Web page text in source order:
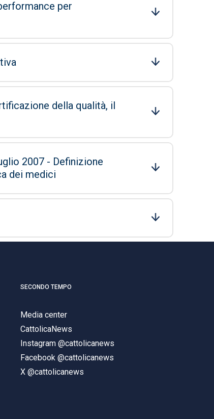
per
della qualità, il
2007 - Definizione
dei medici
SECONDO TEMPO
Media center
CattolicaNews
Instagram @cattolicanews
Facebook @cattolicanews
X @cattolicanews